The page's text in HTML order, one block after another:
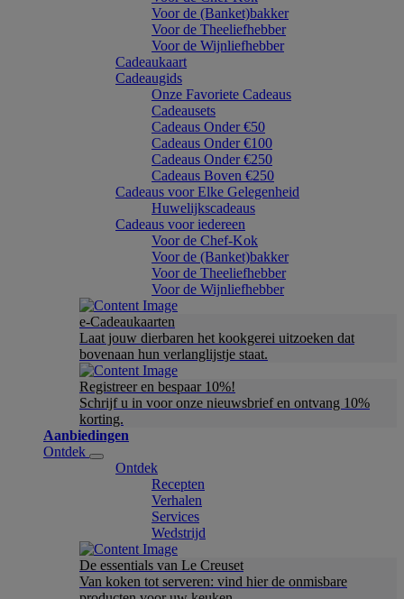
Voor de (Banket)bakker
Voor de Theeliefhebber
Voor de Wijnliefhebber
Cadeaukaart
Cadeaugids
Onze Favoriete Cadeaus
Cadeausets
Cadeaus Onder €50
Cadeaus Onder €100
Cadeaus Onder €250
Cadeaus Boven €250
Cadeaus voor Elke Gelegenheid
Huwelijkscadeaus
Cadeaus voor iedereen
Voor de Chef-Kok
Voor de (Banket)bakker
Voor de Theeliefhebber
Voor de Wijnliefhebber
e-Cadeaukaarten
Laat jouw dierbaren het kookgerei uitzoeken dat
bovenaan hun verlanglijstje staat.
Registreer en bespaar 10%!
Schrijf u in voor onze nieuwsbrief en ontvang 10%
korting.
Aanbiedingen
Ontdek
Ontdek
Recepten
Verhalen
Services
Wedstrijd
De essentials van Le Creuset
Van koken tot serveren: vind hier de onmisbare